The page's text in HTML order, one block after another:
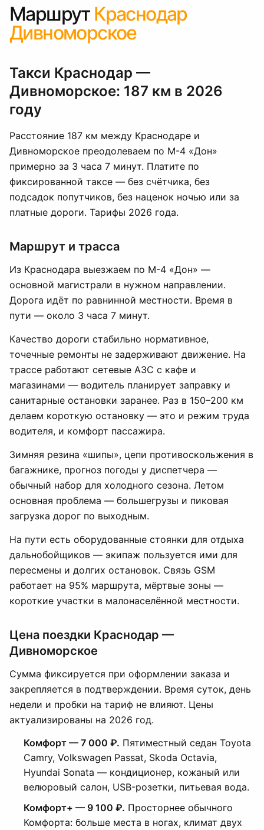
Маршрут Краснодар
Дивноморское
Такси Краснодар —
Дивноморское: 187 км в 2026
году
Расстояние 187 км между Краснодаре и
Дивноморское преодолеваем по М-4 «Дон»
примерно за 3 часа 7 минут. Платите по
фиксированной таксе — без счётчика, без
подсадок попутчиков, без наценок ночью или за
платные дороги. Тарифы 2026 года.
Маршрут и трасса
Из Краснодара выезжаем по М-4 «Дон» —
основной магистрали в нужном направлении.
Дорога идёт по равнинной местности. Время в
пути — около 3 часа 7 минут.
Качество дороги стабильно нормативное,
точечные ремонты не задерживают движение. На
трассе работают сетевые АЗС с кафе и
магазинами — водитель планирует заправку и
санитарные остановки заранее. Раз в 150–200 км
делаем короткую остановку — это и режим труда
водителя, и комфорт пассажира.
Зимняя резина «шипы», цепи противоскольжения в
багажнике, прогноз погоды у диспетчера —
обычный набор для холодного сезона. Летом
основная проблема — большегрузы и пиковая
загрузка дорог по выходным.
На пути есть оборудованные стоянки для отдыха
дальнобойщиков — экипаж пользуется ими для
пересмены и долгих остановок. Связь GSM
работает на 95% маршрута, мёртвые зоны —
короткие участки в малонаселённой местности.
Цена поездки Краснодар —
Дивноморское
Сумма фиксируется при оформлении заказа и
закрепляется в подтверждении. Время суток, день
недели и пробки на тариф не влияют. Цены
актуализированы на 2026 год.
Комфорт — 7 000 ₽. Пятиместный седан Toyota
Camry, Volkswagen Passat, Skoda Octavia,
Hyundai Sonata — кондиционер, кожаный или
велюровый салон, USB-розетки, питьевая вода.
Комфорт+ — 9 100 ₽. Просторнее обычного
Комфорта: больше места в ногах, климат двух